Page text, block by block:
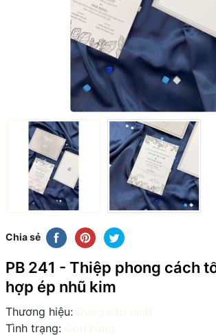
Chia sẻ
PB 241 - Thiệp phong cách
hợp ép nhũ kim
Thương hiệu: Đang cập nhật
Tình trạng: Còn hàng